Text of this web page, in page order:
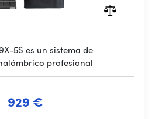
5S es un sistema de
profesional
929 €